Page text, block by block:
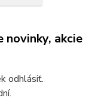
novinky, akcie
odhlásiť.